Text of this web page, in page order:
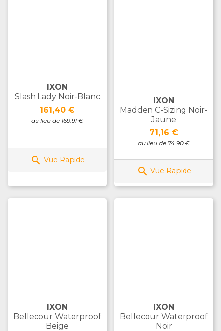
IXON
Slash Lady Noir-Blanc
Prix
161,40 €
au lieu de 169.91 €
 Vue Rapide
IXON
Madden C-Sizing Noir-
Jaune
Prix
71,16 €
au lieu de 74.90 €
 Vue Rapide
IXON
Bellecour Waterproof
Beige
IXON
Bellecour Waterproof
Noir